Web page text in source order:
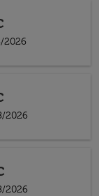
2026
2026
2026